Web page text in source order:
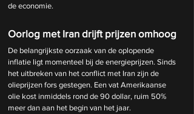
de economie.
Oorlog met Iran drijft prijzen omhoog
De belangrijkste oorzaak van de oplopende
inflatie ligt momenteel bij de energieprijzen. Sinds
het uitbreken van het conflict met Iran zijn de
olieprijzen fors gestegen. Een vat Amerikaanse
olie kost inmiddels rond de 90 dollar, ruim 50%
meer dan aan het begin van het jaar.